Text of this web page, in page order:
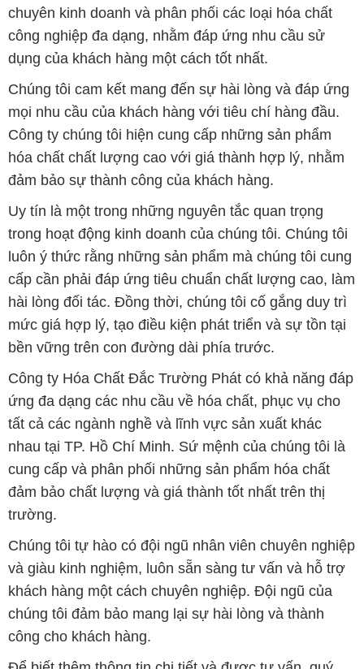
chuyên kinh doanh và phân phối các loại hóa chất
công nghiệp đa dạng, nhằm đáp ứng nhu cầu sử
dụng của khách hàng một cách tốt nhất.
Chúng tôi cam kết mang đến sự hài lòng và đáp ứng
mọi nhu cầu của khách hàng với tiêu chí hàng đầu.
Công ty chúng tôi hiện cung cấp những sản phẩm
hóa chất chất lượng cao với giá thành hợp lý, nhằm
đảm bảo sự thành công của khách hàng.
Uy tín là một trong những nguyên tắc quan trọng
trong hoạt động kinh doanh của chúng tôi. Chúng tôi
luôn ý thức rằng những sản phẩm mà chúng tôi cung
cấp cần phải đáp ứng tiêu chuẩn chất lượng cao, làm
hài lòng đối tác. Đồng thời, chúng tôi cố gắng duy trì
mức giá hợp lý, tạo điều kiện phát triển và sự tồn tại
bền vững trên con đường dài phía trước.
Công ty Hóa Chất Đắc Trường Phát có khả năng đáp
ứng đa dạng các nhu cầu về hóa chất, phục vụ cho
tất cả các ngành nghề và lĩnh vực sản xuất khác
nhau tại TP. Hồ Chí Minh. Sứ mệnh của chúng tôi là
cung cấp và phân phối những sản phẩm hóa chất
đảm bảo chất lượng và giá thành tốt nhất trên thị
trường.
Chúng tôi tự hào có đội ngũ nhân viên chuyên nghiệp
và giàu kinh nghiệm, luôn sẵn sàng tư vấn và hỗ trợ
khách hàng một cách chuyên nghiệp. Đội ngũ của
chúng tôi đảm bảo mang lại sự hài lòng và thành
công cho khách hàng.